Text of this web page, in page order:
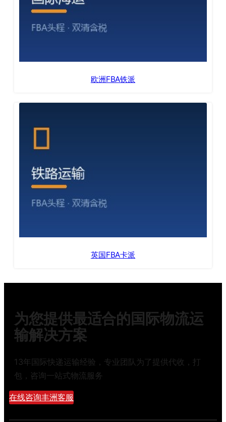
欧洲FBA铁派
英国FBA卡派
为您提供最适合的国际物流运
输解决方案
13年国际快递运输经验，专业团队为了提供代收，打
包，咨询一站式物流服务
在线咨询丰洲客服